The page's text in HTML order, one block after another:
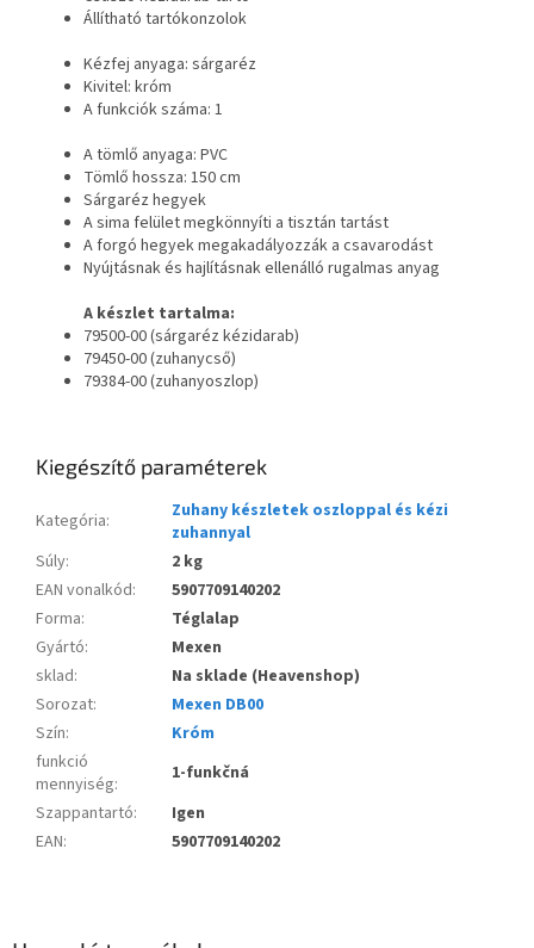
Állítható tartókonzolok
Kézfej anyaga: sárgaréz
Kivitel: króm
A funkciók száma: 1
A tömlő anyaga: PVC
Tömlő hossza: 150 cm
Sárgaréz hegyek
A sima felület megkönnyíti a tisztán tartást
A forgó hegyek megakadályozzák a csavarodást
Nyújtásnak és hajlításnak ellenálló rugalmas anyag
A készlet tartalma:
79500-00 (sárgaréz kézidarab)
79450-00 (zuhanycső)
79384-00 (zuhanyoszlop)
Kiegészítő paraméterek
Kategória:
Zuhany készletek oszloppal és kézi
zuhannyal
Súly:
2 kg
EAN vonalkód:
5907709140202
Forma:
Téglalap
Gyártó:
Mexen
sklad:
Na sklade (Heavenshop)
Sorozat:
Mexen DB00
Szín:
Króm
funkció
mennyiség:
1-funkčná
Szappantartó:
Igen
EAN: 5907709140202